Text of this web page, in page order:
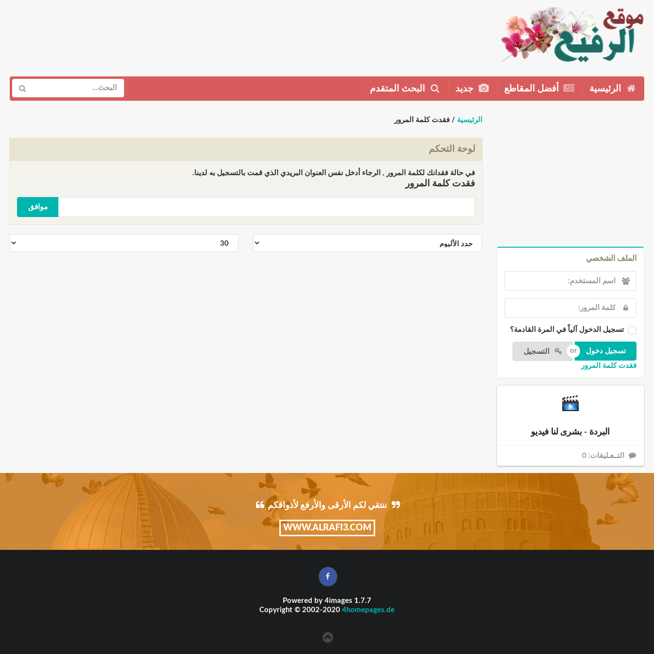
الرئيسية أفضل المقاطع جديد البحث المتقدم
الملف الشخصي
تسجيل الدخول آلياً في المرة القادمة؟
التسجيل
فقدت كلمة المرور
البردة - بشرى لنا فيديو
التــعـليقات: 0
الرئيسية / فقدت كلمة المرور
لوحة التحكم
في حالة فقدانك لكلمة المرور , الرجاء أدخل نفس العنوان البريدي الذي قمت بالتسجيل به لدينا.
فقدت كلمة المرور
موافق
ننتقي لكم الأرقى والأرفع لأذواقكم
WWW.ALRAFI3.COM
Powered by 4images 1.7.7
Copyright © 2002-2020 4homepages.de